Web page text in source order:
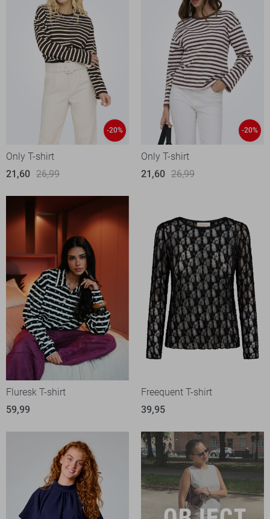
-20%
Only T-shirt
21,60 26,99
-20%
Only T-shirt
21,60 26,99
Fluresk T-shirt
59,99
Freequent T-shirt
39,95